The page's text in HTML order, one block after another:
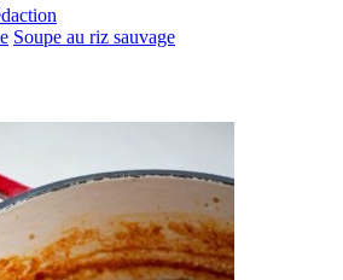
Soupe au riz sauvage